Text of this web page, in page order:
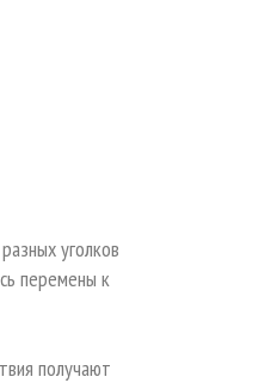
уголков
перемены к
получают